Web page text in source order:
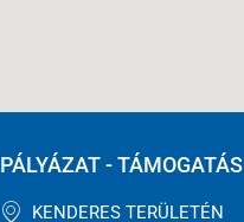
PÁLYÁZAT - TÁMOGATÁS
KENDERES TERÜLETÉN